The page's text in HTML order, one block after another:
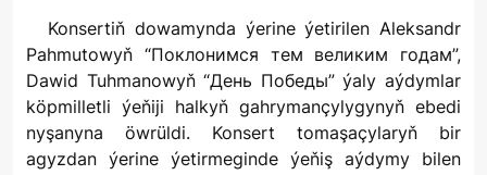
Konsertiň dowamynda ýerine ýetirilen Aleksandr
Pahmutowyň “Поклонимся тем великим годам”,
Dawid Tuhmanowyň “День Победы” ýaly aýdymlar
köpmilletli ýeňiji halkyň gahrymançylygynyň ebedi
nyşanyna öwrüldi. Konsert tomaşaçylaryň bir
agyzdan ýerine ýetirmeginde ýeňiş aýdymy bilen